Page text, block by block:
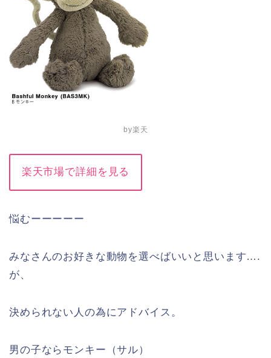
by楽天
楽天市場で詳細を見る
悩むーーーーー
みなさんのお好きな動物を選べばいいと思います….
が、
決められない人の為にアドバイス。
男の子ならモンキー（サル）